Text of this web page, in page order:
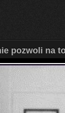
pozwoli na